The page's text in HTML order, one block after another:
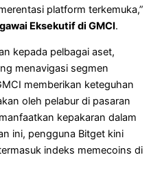
platform terkemuka,”
Eksekutif di GMCI.
kepada pelbagai aset,
menavigasi segmen
memberikan keteguhan
oleh pelabur di pasaran
kepakaran dalam
ini, pengguna Bitget kini
indeks memecoins di